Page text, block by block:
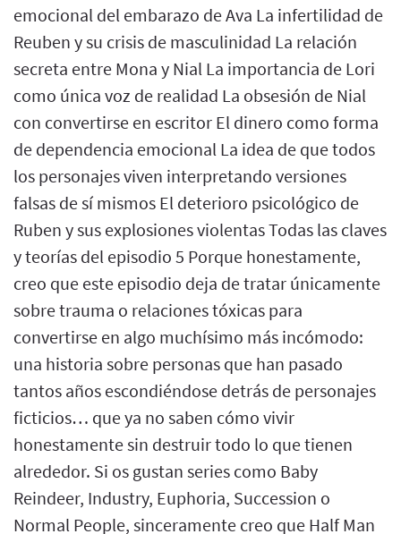
emocional del embarazo de Ava La infertilidad de
Reuben y su crisis de masculinidad La relación
secreta entre Mona y Nial La importancia de Lori
como única voz de realidad La obsesión de Nial
con convertirse en escritor El dinero como forma
de dependencia emocional La idea de que todos
los personajes viven interpretando versiones
falsas de sí mismos El deterioro psicológico de
Ruben y sus explosiones violentas Todas las claves
y teorías del episodio 5 Porque honestamente,
creo que este episodio deja de tratar únicamente
sobre trauma o relaciones tóxicas para
convertirse en algo muchísimo más incómodo:
una historia sobre personas que han pasado
tantos años escondiéndose detrás de personajes
ficticios… que ya no saben cómo vivir
honestamente sin destruir todo lo que tienen
alrededor. Si os gustan series como Baby
Reindeer, Industry, Euphoria, Succession o
Normal People, sinceramente creo que Half Man